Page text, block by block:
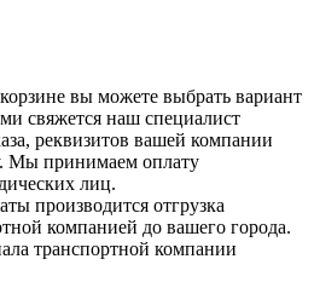
вы можете выбрать вариант
свяжется наш специалист
реквизитов вашей компании
Мы принимаем оплату
лиц.
производится отгрузка
компанией до вашего города.
транспортной компании